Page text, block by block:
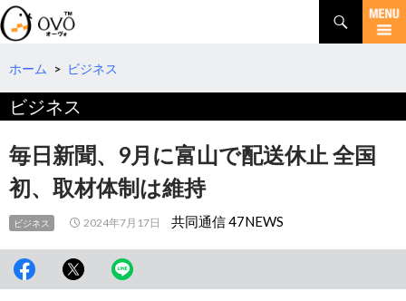
検
索
コ
テ
へ
ホーム > ビジネス
ビジネス
毎日新聞、9月に富山で配送休止 全国
初、取材体制は維持
ビジネス 2024年7月17日 共同通信 47NEWS